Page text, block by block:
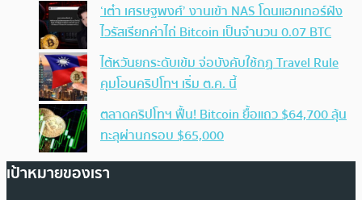
‘เต๋า เศรษฐพงศ์’ งานเข้า NAS โดนแฮกเกอร์ฝัง
ไวรัสเรียกค่าไถ่ Bitcoin เป็นจำนวน 0.07 BTC
ไต้หวันยกระดับเข้ม จ่อบังคับใช้กฏ Travel Rule
คุมโอนคริปโทฯ เริ่ม ต.ค. นี้
ตลาดคริปโทฯ ฟื้น! Bitcoin ยื้อแถว $64,700 ลุ้น
ทะลุผ่านกรอบ $65,000
เป้าหมายของเรา